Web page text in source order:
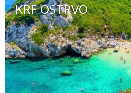
KRF OSTRVO